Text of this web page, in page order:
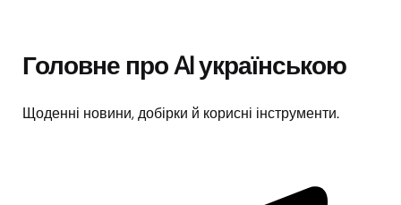
Головне про AI українською
Щоденні новини, добірки й корисні інструменти.